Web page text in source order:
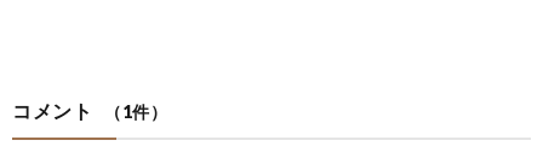
コメント （1件）